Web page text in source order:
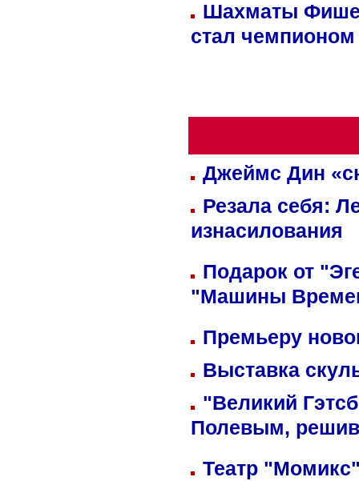
Шахматы
стал
Джеймс Дин
Резала себя:
изнасилования
Подарок от
"Машины
Премьеру
Выставка
"Великий
Полевым,
Театр